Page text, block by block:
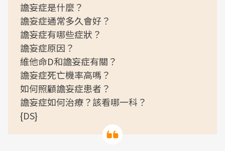
譫妄症是什麼？
譫妄症通常多久會好？
譫妄症有哪些症狀？
譫妄症原因？
維他命D和譫妄症有關？
譫妄症死亡機率高嗎？
如何照顧譫妄症患者？
譫妄症如何治療？該看哪一科？
{DS}